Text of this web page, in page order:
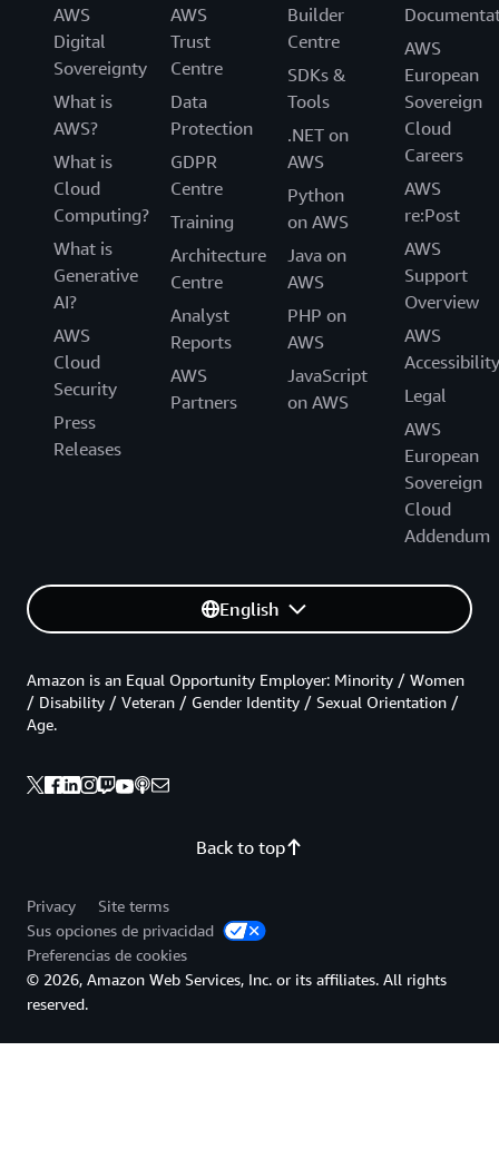
AWS
Digital
Sovereignty
What is
AWS?
What is
Cloud
Computing?
What is
Generative
AI?
AWS
Cloud
Security
Press
Releases
AWS
Trust
Centre
Data
Protection
GDPR
Centre
Training
Architecture
Centre
Analyst
Reports
AWS
Partners
Builder
Centre
SDKs &
Tools
.NET on
AWS
Python
on AWS
Java on
AWS
PHP on
AWS
JavaScript
on AWS
AWS
European
Sovereign
Cloud
Careers
AWS
re:Post
AWS
Support
Overview
AWS
Accessibility
Legal
AWS
European
Sovereign
Cloud
Addendum
English
Back to top
Amazon is an Equal Opportunity Employer: Minority / Women
/ Disability / Veteran / Gender Identity / Sexual Orientation /
Age.
Privacy
Site terms
Sus opciones de privacidad
Preferencias de cookies
© 2026, Amazon Web Services, Inc. or its affiliates. All rights
reserved.